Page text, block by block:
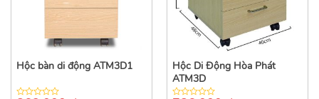
Hộc bàn di động ATM3D1
Hộc Di Động Hòa Phát
ATM3D